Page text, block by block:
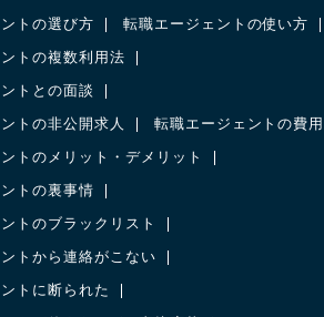
トの選び方 転職エージェントの使い方
トの複数利用法
トとの面談
トの非公開求人 転職エージェントの費用
トのメリット・デメリット
トの裏事情
トのブラックリスト
トから連絡がこない
トに断られた